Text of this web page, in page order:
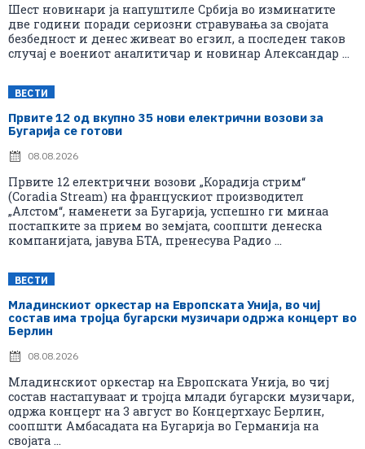
Шест новинари ја напуштиле Србија во изминатите
две години поради сериозни стравувања за својата
безбедност и денес живеат во егзил, а последен таков
случај е воениот аналитичар и новинар Александар ...
ВЕСТИ
Првите 12 од вкупно 35 нови електрични возови за
Бугарија се готови
08.08.2026
Првите 12 електрични возови „Корадија стрим“
(Coradia Stream) на францускиот производител
„Алстом“, наменети за Бугарија, успешно ги минаа
постапките за прием во земјата, соопшти денеска
компанијата, јавува БТА, пренесува Радио ...
ВЕСТИ
Младинскиот оркестар на Европската Унија, во чиј
состав има тројца бугарски музичари одржа концерт во
Берлин
08.08.2026
Младинскиот оркестар на Европската Унија, во чиј
состав настапуваат и тројца млади бугарски музичари,
одржа концерт на 3 август во Концертхаус Берлин,
соопшти Амбасадата на Бугарија во Германија на
својата ...